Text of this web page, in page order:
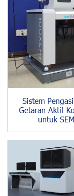
Sistem
Getaran Aktif
untuk SEM